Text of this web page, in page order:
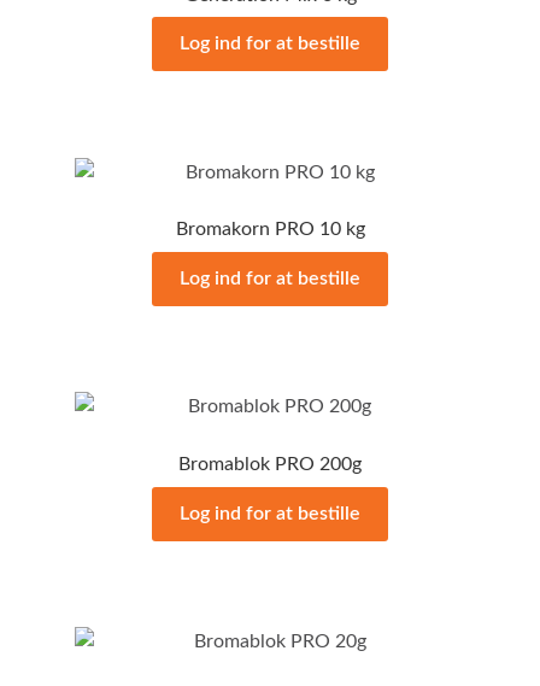
Log ind for at bestille
Bromakorn PRO 10 kg
Log ind for at bestille
Bromablok PRO 200g
Log ind for at bestille